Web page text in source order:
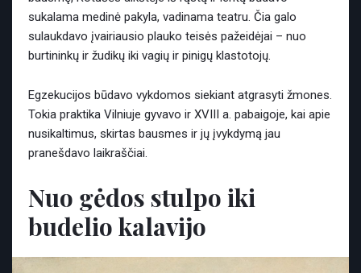
sukalama medinė pakyla, vadinama teatru. Čia galo
sulaukdavo įvairiausio plauko teisės pažeidėjai – nuo
burtininkų ir žudikų iki vagių ir pinigų klastotojų.
Egzekucijos būdavo vykdomos siekiant atgrasyti žmones.
Tokia praktika Vilniuje gyvavo ir XVIII a. pabaigoje, kai apie
nusikaltimus, skirtas bausmes ir jų įvykdymą jau
pranešdavo laikraščiai.
Nuo gėdos stulpo iki
budelio kalavijo